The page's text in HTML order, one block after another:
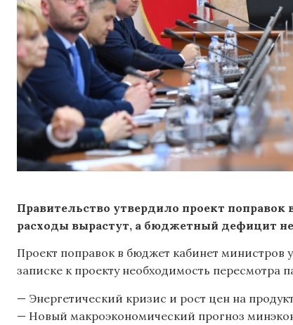
Правительство утвердило проект
расходы вырастут, а бюджетный дефицит
Проект поправок в бюджет кабинет министров
записке к проекту необходимость
— Энергетический кризис и рост цен на
— Новый макроэкономический прогноз